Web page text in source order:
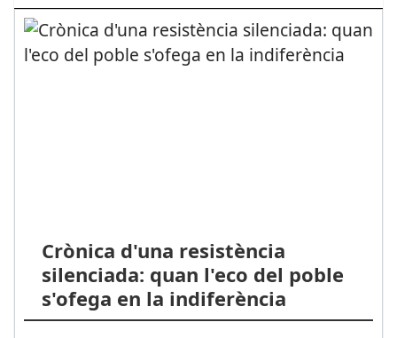
Crònica d'una resistència
silenciada: quan l'eco del poble
s'ofega en la indiferència